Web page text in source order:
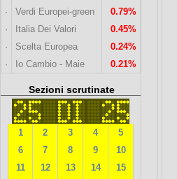
· Verdi Europei-green
0.79%
·
Italia Dei Valori
0.45%
·
Scelta Europea
0.24%
·
Io Cambio - Maie 0.21%
Sezioni scrutinate
1 2 3 4
5
6
7 8 9
10
11
12 13 14
15